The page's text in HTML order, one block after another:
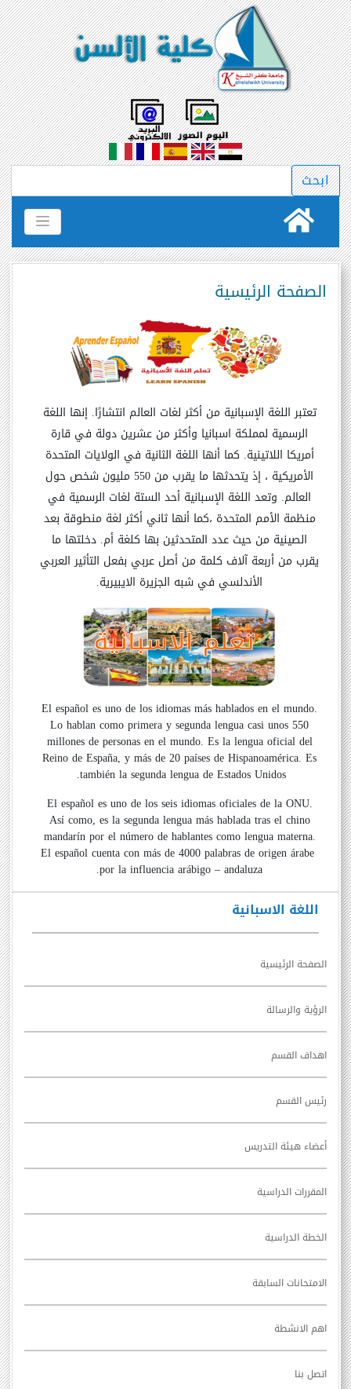
اللغة الاسبانية
الصفحة الرئيسية
الرؤية والرسالة
اهداف القسم
رئيس القسم
أعضاء هيئة التدريس
المقررات الدراسية
الخطة الدراسية
الامتحانات السابقة
اهم الانشطة
اتصل بنا
الصفحة الرئيسية
تعتبر اللغة الإسبانية من أكثر لغات العالم انتشارًا. إنها اللغة
الرسمية لمملكة اسبانيا وأكثر من عشرين دولة في قارة
أمريكا اللاتينية. كما أنها اللغة الثانية في الولايات المتحدة
الأمريكية ، إذ يتحدثها ما يقرب من 550 مليون شخص حول
العالم. وتعد اللغة الإسبانية أحد الستة لغات الرسمية في
منظمة الأمم المتحدة ،كما أنها ثاني أكثر لغة منطوقة بعد
الصينية من حيث عدد المتحدثين بها كلغة أم. دخلتها ما
يقرب من أربعة آلاف كلمة من أصل عربي بفعل التأثير العربي
الأندلسي في شبه الجزيرة الايبيرية.
El español es uno de los idiomas más hablados en el mundo.
Lo hablan como primera y segunda lengua casi unos 550
millones de personas en el mundo. Es la lengua oficial del
Reino de España, y más de 20 países de Hispanoamérica. Es
también la segunda lengua de Estados Unidos.
El español es uno de los seis idiomas oficiales de la ONU.
Así como, es la segunda lengua más hablada tras el chino
mandarín por el número de hablantes como lengua materna.
El español cuenta con más de 4000 palabras de origen árabe
por la influencia arábigo – andaluza.